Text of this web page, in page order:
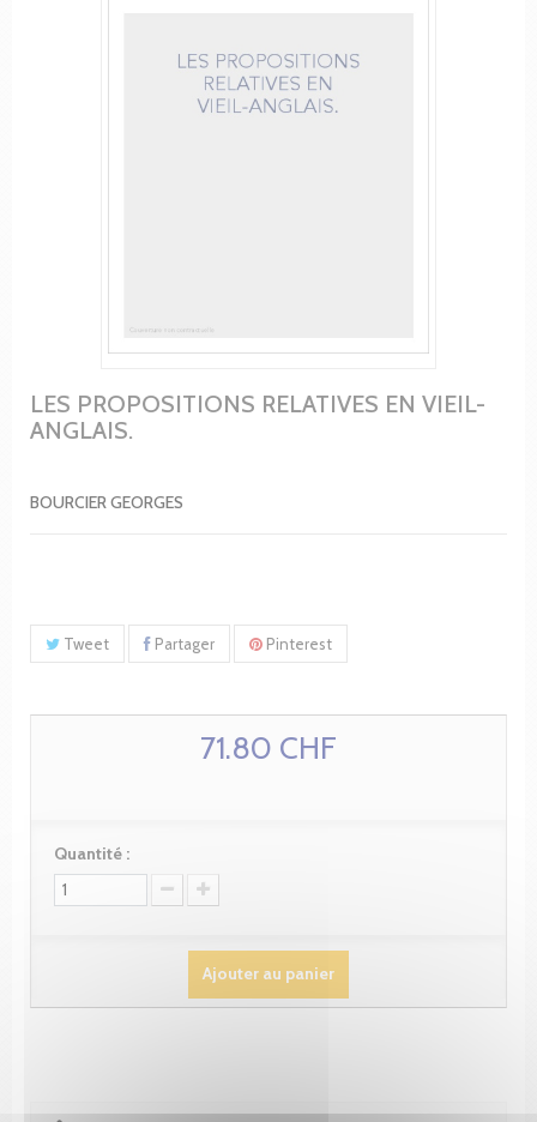
LES PROPOSITIONS RELATIVES EN VIEIL-
ANGLAIS.
BOURCIER GEORGES
Tweet Partager Pinterest
71.80 CHF
Quantité :
Ajouter au panier